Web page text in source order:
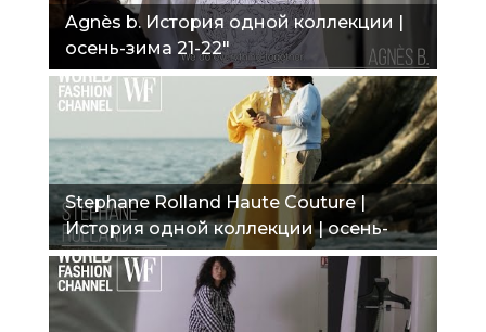
Agnès b. История одной коллекции |
осень-зима 21-22"
Stephane Rolland Haute Couture |
История одной коллекции | осень-
зима 21-22"